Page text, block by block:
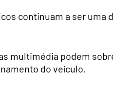
continuam a ser uma
multimédia podem
do veículo.